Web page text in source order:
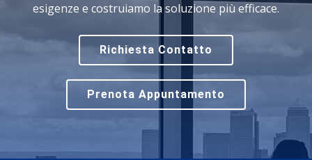
esigenze e costruiamo la soluzione più efficace.
Richiesta Contatto
Prenota Appuntamento